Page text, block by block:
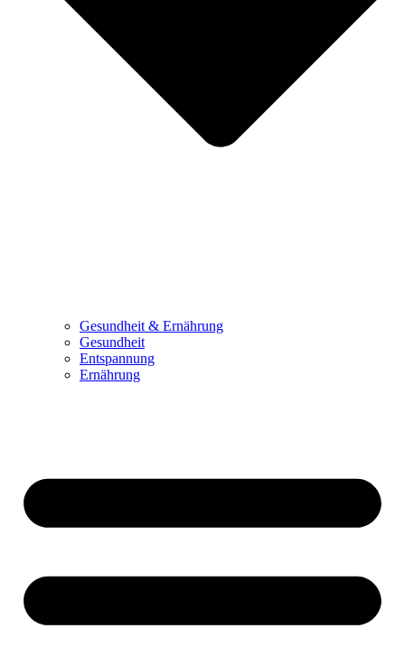
Gesundheit & Ernährung
Gesundheit
Entspannung
Ernährung